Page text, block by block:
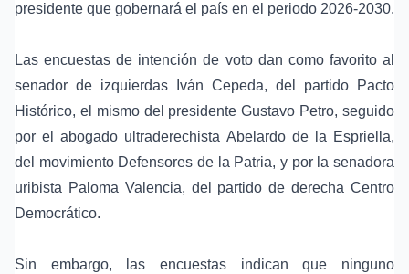
presidente que gobernará el país en el periodo 2026-2030.
Las encuestas de intención de voto dan como favorito al
senador de izquierdas
Iván Cepeda, del partido
Pacto
Histórico, el mismo del presidenteGustavo Petro, seguido
por el abogado ultraderechista Abelardo de la Espriella,
del movimiento Defensores de la Patria, y por la senadora
uribista Paloma Valencia, del partido de derechaCentro
Democrático.
Sin embargo, las encuestas indican que ninguno